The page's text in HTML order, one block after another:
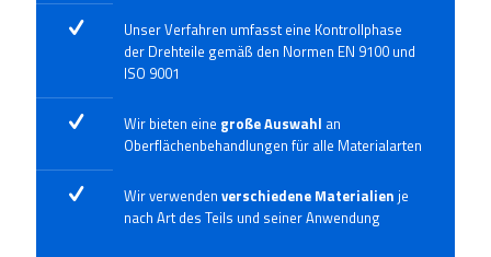
Unser Verfahren umfasst eine Kontrollphase
der Drehteile gemäß den Normen EN 9100 und
ISO 9001
Wir bieten eine große Auswahl an
Oberflächenbehandlungen für alle Materialarten
Wir verwenden verschiedene Materialien je
nach Art des Teils und seiner Anwendung